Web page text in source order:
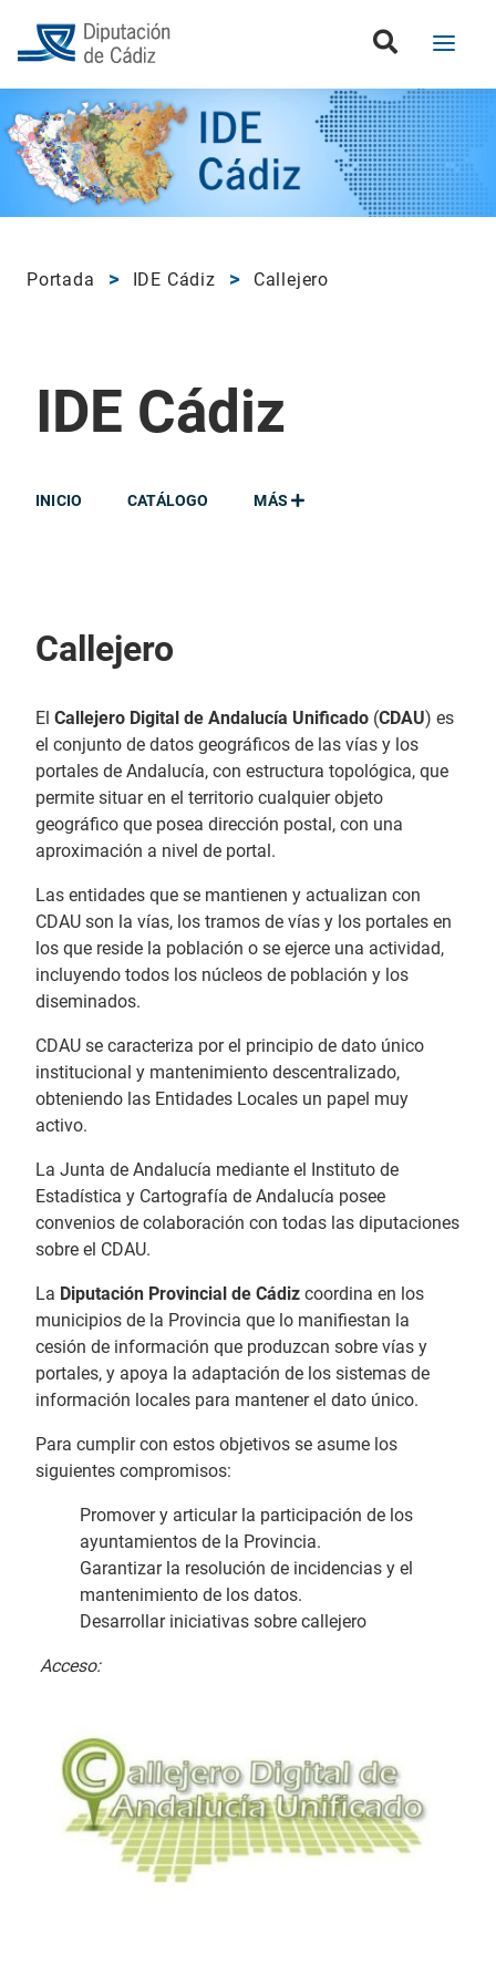
Portada IDE Cádiz Callejero
IDE Cádiz
MÁS
INICIO CATÁLOGO
Callejero
El Callejero Digital de Andalucía Unificado (CDAU) es
el conjunto de datos geográficos de las vías y los
portales de Andalucía, con estructura topológica, que
permite situar en el territorio cualquier objeto
geográfico que posea dirección postal, con una
aproximación a nivel de portal.
Las entidades que se mantienen y actualizan con
CDAU son la vías, los tramos de vías y los portales en
los que reside la población o se ejerce una actividad,
incluyendo todos los núcleos de población y los
diseminados.
CDAU se caracteriza por el principio de dato único
institucional y mantenimiento descentralizado,
obteniendo las Entidades Locales un papel muy
activo.
La Junta de Andalucía mediante el Instituto de
Estadística y Cartografía de Andalucía posee
convenios de colaboración con todas las diputaciones
sobre el CDAU.
La Diputación Provincial de Cádiz coordina en los
municipios de la Provincia que lo manifiestan la
cesión de información que produzcan sobre vías y
portales, y apoya la adaptación de los sistemas de
información locales para mantener el dato único.
Para cumplir con estos objetivos se asume los
siguientes compromisos:
Promover y articular la participación de los
ayuntamientos de la Provincia.
Garantizar la resolución de incidencias y el
mantenimiento de los datos.
Desarrollar iniciativas sobre callejero
Acceso: